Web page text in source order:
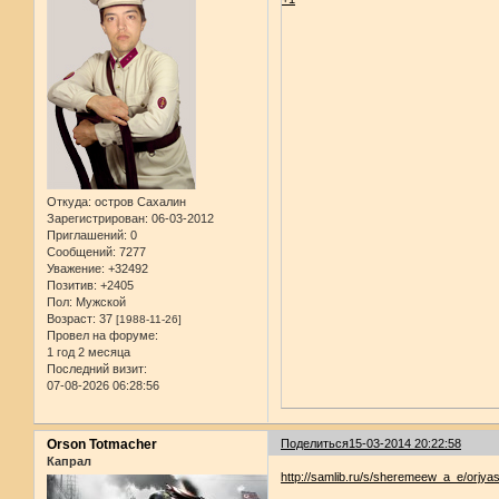
Откуда: остров Сахалин
Зарегистрирован: 06-03-2012
Приглашений: 0
Сообщений: 7277
Уважение: +32492
Позитив: +2405
Пол: Мужской
Возраст: 37 [1988-11-26]
Провел на форуме:
1 год 2 месяца
Последний визит:
07-08-2026 06:28:56
Поделиться15-03-2014 20:22:58
Orson Totmacher
Капрал
http://samlib.ru/s/sheremeew_a_e/